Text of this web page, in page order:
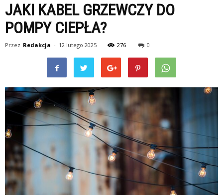
JAKI KABEL GRZEWCZY DO
POMPY CIEPŁA?
Przez Redakcja - 12 lutego 2025 276 0